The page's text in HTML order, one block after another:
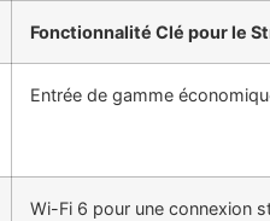
Fonctionnalité Clé pour le
Entrée de gamme
Wi-Fi 6 pour une connexion